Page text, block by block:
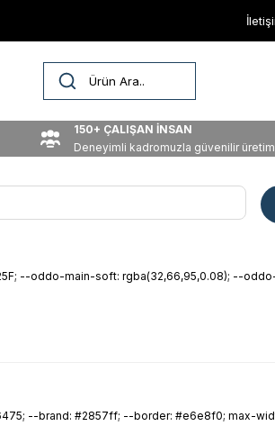
150+ ÇALIŞAN İNSAN
Deneyimli kadromuzla güvenilir
--oddo-main-soft: rgba(32,66,95,0.08); --
--brand: #2857ff; --border: #e6e8f0; max-